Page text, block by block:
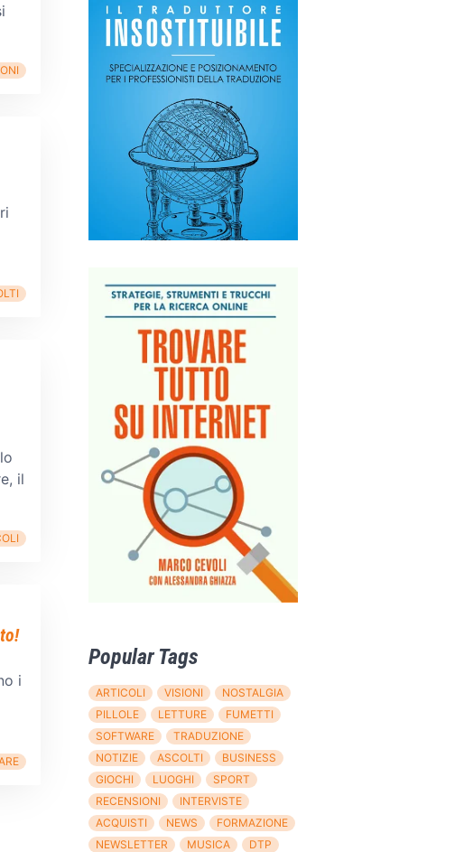
il
i
Popular Tags
ARTICOLI VISIONI
NOSTALGIA
PILLOLE
LETTURE
FUMETTI
SOFTWARE
TRADUZIONE
NOTIZIE
ASCOLTI
BUSINESS
GIOCHI
LUOGHI
SPORT
RECENSIONI
INTERVISTE
ACQUISTI
NEWS
FORMAZIONE
NEWSLETTER
MUSICA DTP